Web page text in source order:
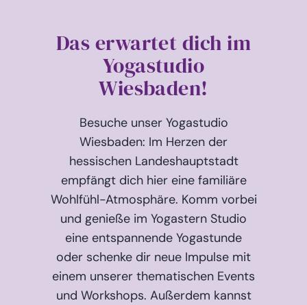
Das erwartet dich im
Yogastudio
Wiesbaden!
Besuche unser Yogastudio
Wiesbaden: Im Herzen der
hessischen Landeshauptstadt
empfängt dich hier eine familiäre
Wohlfühl-Atmosphäre. Komm vorbei
und genieße im Yogastern Studio
eine entspannende Yogastunde
oder schenke dir neue Impulse mit
einem unserer thematischen Events
und Workshops. Außerdem kannst